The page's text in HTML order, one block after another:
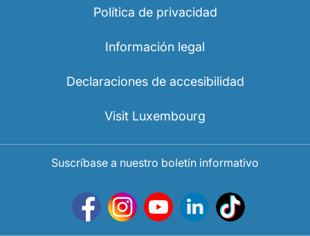
Política de privacidad
Información legal
Declaraciones de accesibilidad
Visit Luxembourg
Suscríbase a nuestro boletín informativo